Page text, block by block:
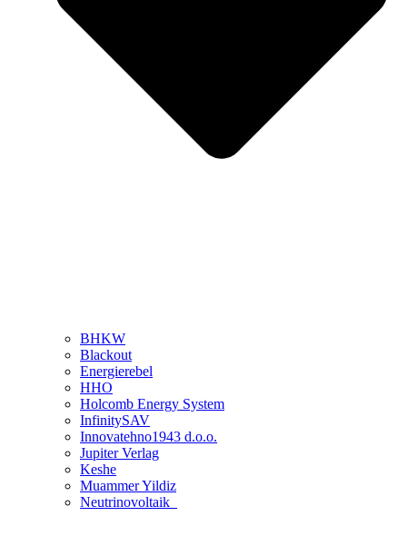
BHKW
Blackout
Energierebel
HHO
Holcomb Energy System
InfinitySAV
Innovatehno1943 d.o.o.
Jupiter Verlag
Keshe
Muammer Yildiz
Neutrinovoltaik